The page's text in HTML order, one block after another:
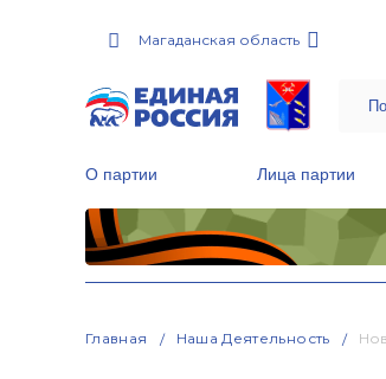
Магаданская область
О партии Лица партии
Главная Наша Деятельность